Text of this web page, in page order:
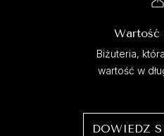
Wartość
Biżuteria,
wartość w
DOWIEDZ